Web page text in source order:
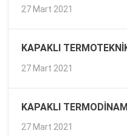
27 Mart 2021
KAPAKLI
27 Mart 2021
KAPAKLI
27 Mart 2021